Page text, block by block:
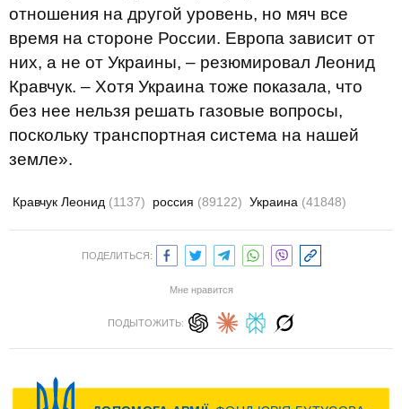
отношения на другой уровень, но мяч все
время на стороне России. Европа зависит от
них, а не от Украины, – резюмировал Леонид
Кравчук. – Хотя Украина тоже показала, что
без нее нельзя решать газовые вопросы,
поскольку транспортная система на нашей
земле».
Кравчук Леонид (1137) россия (89122) Украина (41848)
ПОДЕЛИТЬСЯ:
Мне нравится
ПОДЫТОЖИТЬ: